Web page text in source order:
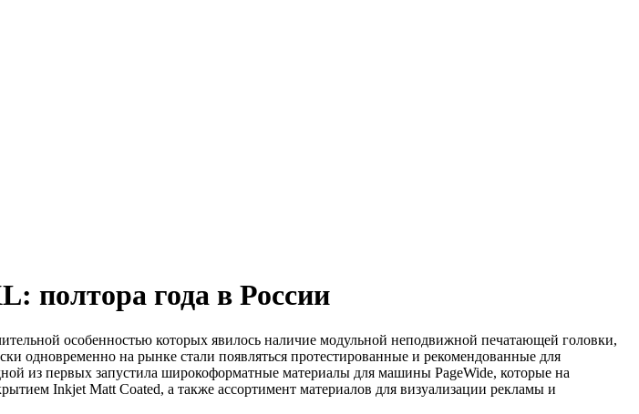
полтора года в России
особенностью которых явилось наличие модульной неподвижной печатающей головки,
одновременно на рынке стали появляться протестированные и рекомендованные для
из первых запустила широкоформатные материалы для машины PageWide, которые на
Inkjet Matt Coated, а также ассортимент материалов для визуализации рекламы и